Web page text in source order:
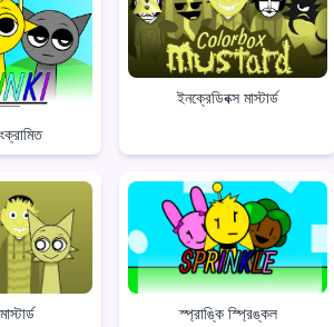
ইনক্রেডিবক্স মাস্টার্ড
স্প্রাঙ্কি স্প্রিঙ্কল